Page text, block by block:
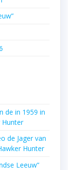
de in 1959 in
de Jager van
Hunter
Leeuw”